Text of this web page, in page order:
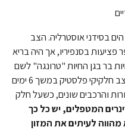
בסידני אוסטרליה. הצב
סבל ממספר פציעות בסנפיריו, אך היה בריא
בר בגן החיות "טרונגה" לשם
טיפול, אך במקום לתת צואה, הפריש הצב חלקיקי פלסטיק במשך 6 ימים
והרכבים שונים, כשעל חלק
המטפלים, יש כל כך
לעיתים את המזון